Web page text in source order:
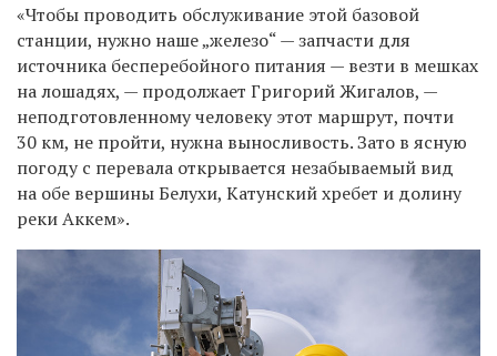
«Чтобы проводить обслуживание этой базовой
станции, нужно наше „железо“ — запчасти для
источника бесперебойного питания — везти в мешках
на лошадях, — продолжает Григорий Жигалов, —
неподготовленному человеку этот маршрут, почти
30 км, не пройти, нужна выносливость. Зато в ясную
погоду с перевала открывается незабываемый вид
на обе вершины Белухи, Катунский хребет и долину
реки Аккем».